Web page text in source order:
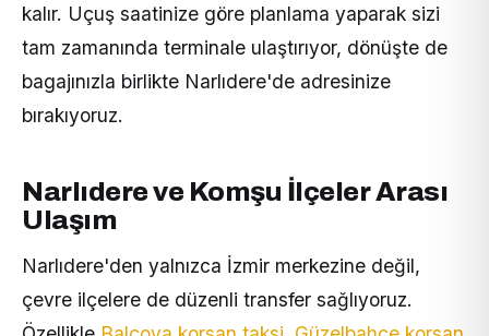
kalır. Uçuş saatinize göre planlama yaparak sizi
tam zamanında terminale ulaştırıyor, dönüşte de
bagajınızla birlikte Narlıdere'de adresinize
bırakıyoruz.
Narlıdere ve Komşu İlçeler Arası
Ulaşım
Narlıdere'den yalnızca İzmir merkezine değil,
çevre ilçelere de düzenli transfer sağlıyoruz.